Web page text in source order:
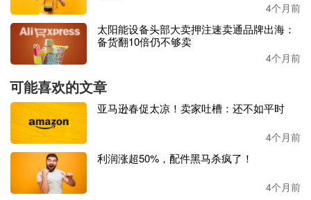
3%，祁门红茶同比增长30%。
武夷星品牌主要经营武夷山大红袍、武夷山肉桂和武夷山红
间，消费者平均年龄下降
而肉桂因为香气突出，作为“岩茶”的入门款受到年轻消费者
喜爱。“年轻人很多通过奶茶品牌接触肉桂等茶叶，被种草
后转向购买原叶茶，形成岩茶‘从香入水’的消费过渡，未来
也会成为大红袍的主力消费人群。”
4个月前
太阳能设备头部大卖押注速卖通品牌出海：
备货翻10倍仍不够卖
4个月前
可能喜欢的文章
亚马逊春促太凉！卖家吐槽：还不如平时
4个月前
利润涨超50%，配件黑马杀疯了！
4个月前